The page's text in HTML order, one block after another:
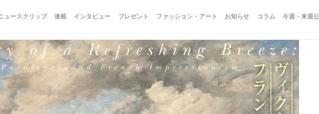
ュースクリップ 連載 インタビュー プレゼント ファッション・アート お知らせ コラム 今週・来週